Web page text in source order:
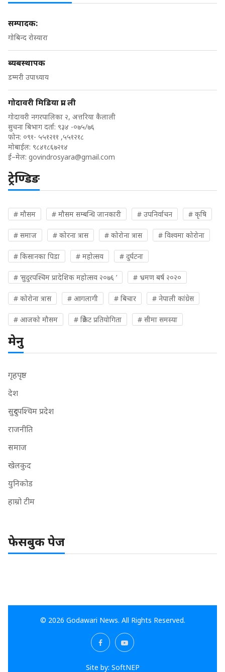
सम्पादक:
गोबिन्द रोस्यारा
ब्यबस्थापक
डम्मरी उपाध्याय
गोदावरी मिडिया प्रा. ली
गोदावरी नगरपालिका २, अत्तरिया कैलाली
सुचना बिभाग दर्ता: ९३४ -०७५/७६
फोन: ०९१- ५५१२११ ,५५१२१८
मोबाईल: ९८४१८६७२१४
ई–मेल: govindrosyara@gmail.com
ट्रेण्डिङ
# मौसम # मौसम सम्बन्धि जानकारी # उपनिर्वाचन # कृषि
# समाज # कोरना त्रास # कोरोना त्रास # विश्वमा कोरोना
# किसानका पिडा # महोत्सव # दुर्घटना
# ‘सुदुरपश्चिम प्रादेशिक महोत्सव २०७६ ’ # भ्रमण बर्ष २०२०
# कोरोना त्रास # आगलागी # बिचार # नेपाली कांग्रेस
# आजको मौसम # क्रिकेट प्रतियोगिता # सीमा समस्या
मेनु
गृहपृष्ठ
देश
सुदुरपश्चिम प्रदेश
राजनीति
समाज
खेलकुद
युनिकोड
हाम्रो टीम
फेसबुक पेज
© 2026 Godawari News. All Rights Reserved.
Site by: SoftNEP